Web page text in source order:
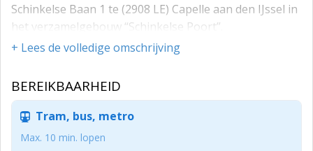
Schinkelse Baan 1 te (2908 LE) Capelle aan den IJssel in
het verzamelgebouw “Schinkelse Poort”.
Huurmogelijkheden vanaf circa 262 m2.
Eerste verdieping: ca. 262 m2 kantoorruimte
2e verdieping: ca. 400 m2 kantoorruimte
+ Lees de volledige omschrijving
BEREIKBAARHEID
Tram, bus, metro
Max. 10 min. lopen